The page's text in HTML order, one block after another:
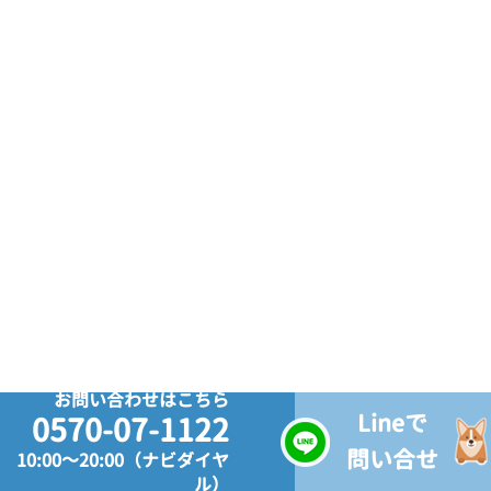
お問い合わせはこちら
0570-07-1122
10:00～20:00（ナビダイヤ
ル）
Lineで
問い合せ